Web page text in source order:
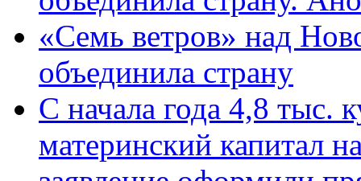
«Семь ветров» над
объединила страну
С начала года 4,8 тыс.
материнский капитал